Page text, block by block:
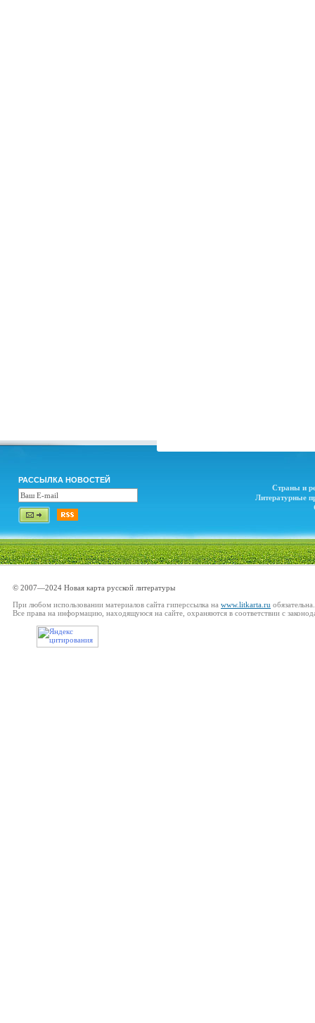
РАССЫЛКА НОВОСТЕЙ
Страны и
Литературные
© 2007—2024 Новая карта русской литературы
При любом использовании материалов сайта гиперссылка на www.litkarta.ru обязательна.
Все права на информацию, находящуюся на сайте, охраняются в соответствии с